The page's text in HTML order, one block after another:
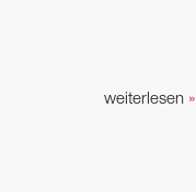
weiterlesen »